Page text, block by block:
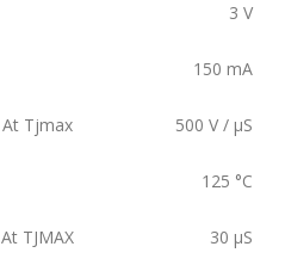
3 V
150 mA
At Tjmax 500 V / µS
125 °C
At TJMAX 30 µS